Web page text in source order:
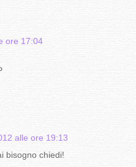
ore 17:04
alle ore 19:13
bisogno chiedi!